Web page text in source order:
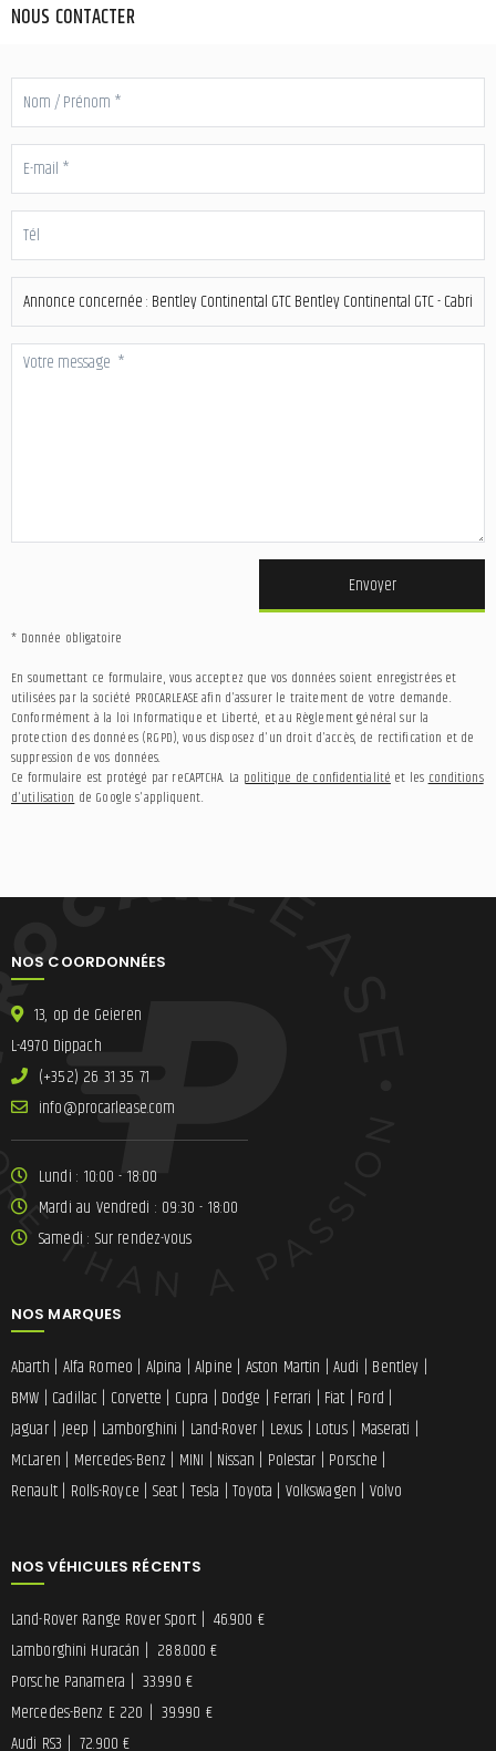
NOUS CONTACTER
Envoyer
* Donnée obligatoire
En soumettant ce formulaire, vous acceptez que vos données soient enregistrées et
utilisées par la société PROCARLEASE afin d'assurer le traitement de votre demande.
Conformément à la loi Informatique et Liberté, et au Règlement général sur la
protection des données (RGPD), vous disposez d'un droit d'accès, de rectification et de
suppression de vos données.
Ce formulaire est protégé par reCAPTCHA. La politique de confidentialité et les conditions
d'utilisation de Google s'appliquent.
NOS COORDONNÉES
13, op de Geieren
L-4970 Dippach
(+352) 26 31 35 71
moc.esae
lracorp@of
ni
Lundi : 10:00 - 18:00
Mardi au Vendredi : 09:30 - 18:00
Samedi : Sur rendez-vous
NOS MARQUES
Abarth | Alfa Romeo | Alpina |Alpine | Aston Martin |Audi | Bentley |
BMW | Cadillac | Corvette | Cupra | Dodge | Ferrari | Fiat | Ford |
Jaguar| Jeep | Lamborghini | Land-Rover| Lexus | Lotus| Maserati |
McLaren | Mercedes-Benz | MINI | Nissan | Polestar | Porsche |
Renault| Rolls-Royce | Seat | Tesla |Toyota | Volkswagen | Volvo
NOS VÉHICULES RÉCENTS
Land-Rover Range Rover Sport | 46.900 €
Lamborghini Huracán | 288.000 €
Porsche Panamera | 33.990 €
Mercedes-Benz E 220 | 39.990 €
Audi RS3 | 72.900 €